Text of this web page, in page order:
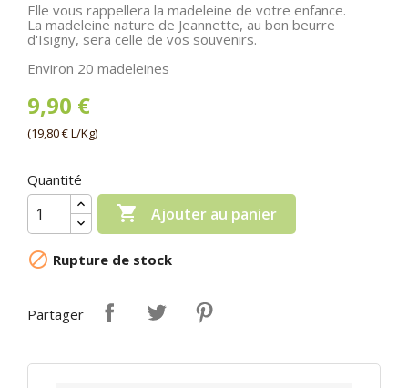
Elle vous rappellera la madeleine de votre enfance.
La madeleine nature de Jeannette, au bon beurre
d'Isigny, sera celle de vos souvenirs.
Environ 20 madeleines
9,90 €
(19,80 € L/Kg)
Quantité
 Ajouter au panier
 Rupture de stock
Partager